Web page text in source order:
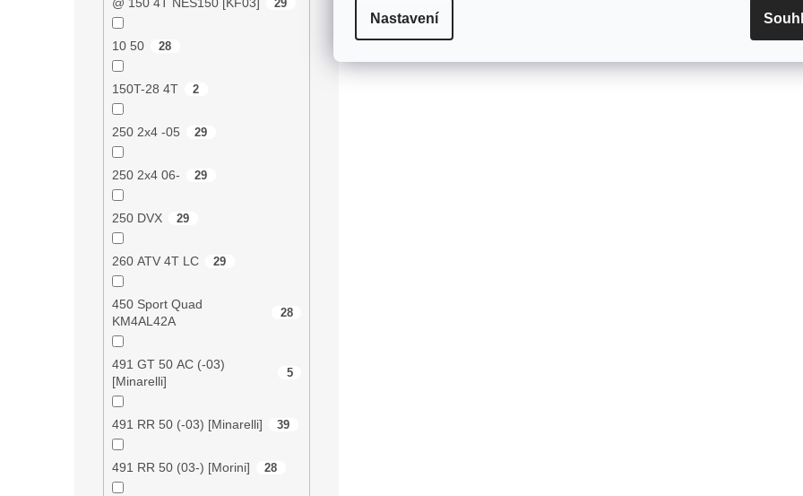
Nastavení
29
10 50 28
150T-28 4T 2
250 2x4 -05 29
250 2x4 06- 29
250 DVX 29
260 ATV 4T LC 29
450 Sport Quad
KM4AL42A
28
491 GT 50 AC (-03)
[Minarelli]
5
491 RR 50 (-03) [Minarelli] 39
491 RR 50 (03-) [Morini] 28
d
c